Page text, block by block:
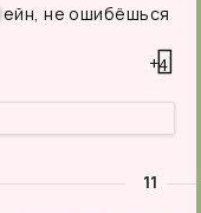
ейн, не ошибёшься
+4
11